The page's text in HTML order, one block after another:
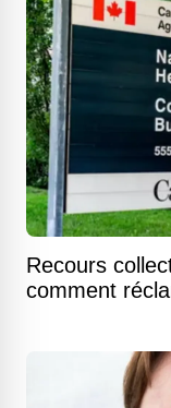
Recours
comment